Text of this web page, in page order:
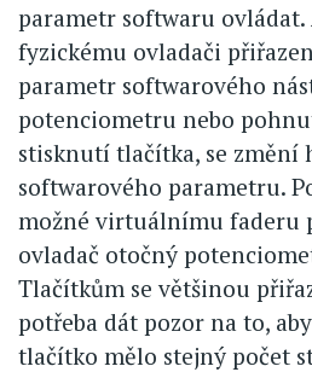
parametr softwaru ovládat.
fyzickému ovladači
parametr softwarového
potenciometru nebo
stisknutí tlačítka, se změní
softwarového parametru.
možné virtuálnímu faderu
ovladač otočný
Tlačítkům se většinou
potřeba dát pozor na to,
tlačítko mělo stejný počet